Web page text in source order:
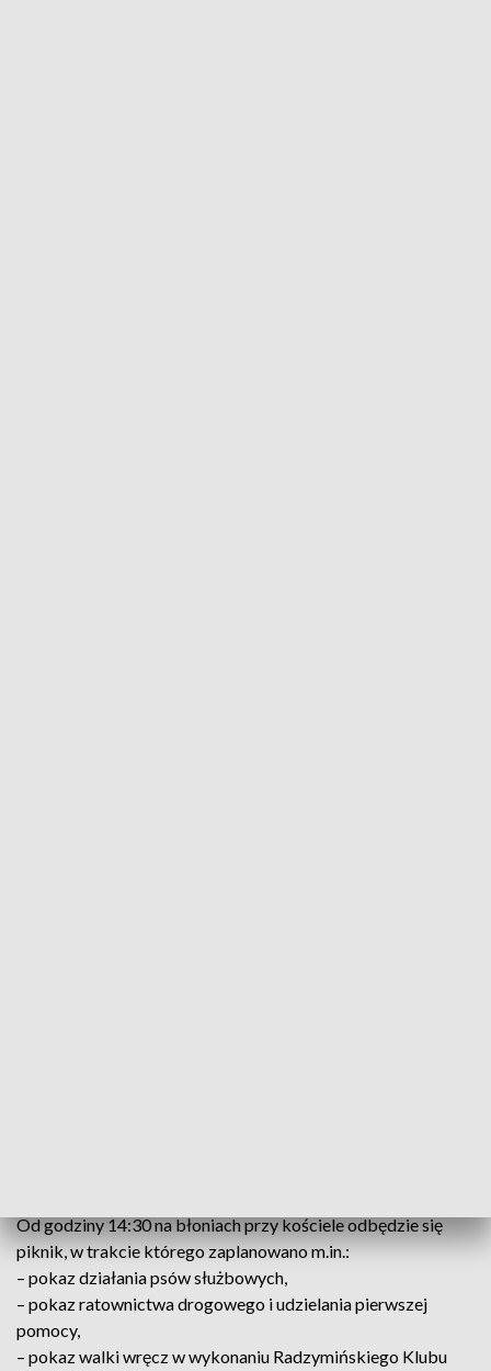
Od godziny 14:30 na błoniach przy kościele odbędzie się
piknik, w trakcie którego zaplanowano m.in.:
– pokaz działania psów służbowych,
– pokaz ratownictwa drogowego i udzielania pierwszej
pomocy,
– pokaz walki wręcz w wykonaniu Radzymińskiego Klubu